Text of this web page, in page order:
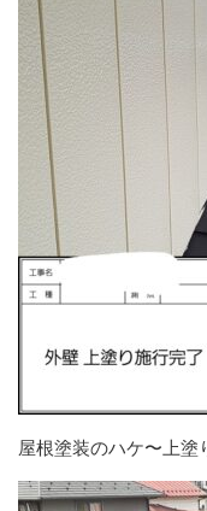
屋根塗装のハケ〜上塗